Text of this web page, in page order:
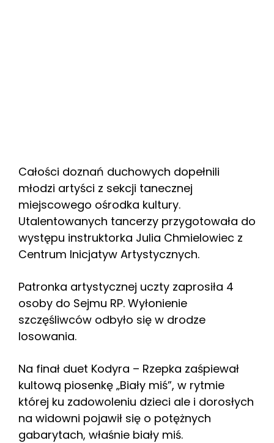
Całości doznań duchowych dopełnili
młodzi artyści z sekcji tanecznej
miejscowego ośrodka kultury.
Utalentowanych tancerzy przygotowała do
występu instruktorka Julia Chmielowiec z
Centrum Inicjatyw Artystycznych.
Patronka artystycznej uczty zaprosiła 4
osoby do Sejmu RP. Wyłonienie
szczęśliwców odbyło się w drodze
losowania.
Na finał duet Kodyra – Rzepka zaśpiewał
kultową piosenkę „Biały miś”, w rytmie
której ku zadowoleniu dzieci ale i dorosłych
na widowni pojawił się o potężnych
gabarytach, właśnie biały miś.